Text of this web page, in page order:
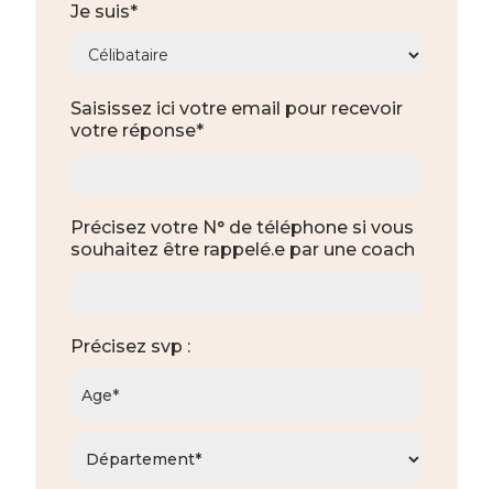
Je suis*
Saisissez ici votre email pour recevoir
votre réponse*
Précisez votre N° de téléphone si vous
souhaitez être rappelé.e par une coach
Précisez svp :